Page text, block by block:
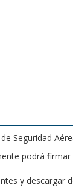
Seguridad
podrá
y descargar